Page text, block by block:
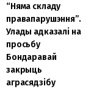
“Няма складу
правапарушэння”.
Улады адказалі на
просьбу
Бондаравай
закрыць
аграсядзібу